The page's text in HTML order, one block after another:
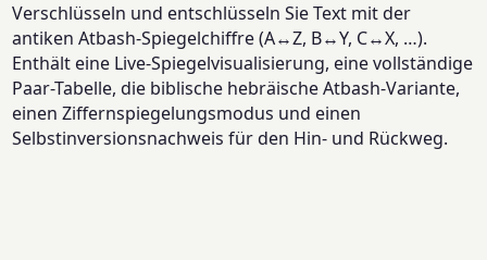
Verschlüsseln und entschlüsseln Sie Text mit der
antiken Atbash-Spiegelchiffre (A↔Z, B↔Y, C↔X, …).
Enthält eine Live-Spiegelvisualisierung, eine vollständige
Paar-Tabelle, die biblische hebräische Atbash-Variante,
einen Ziffernspiegelungsmodus und einen
Selbstinversionsnachweis für den Hin- und Rückweg.